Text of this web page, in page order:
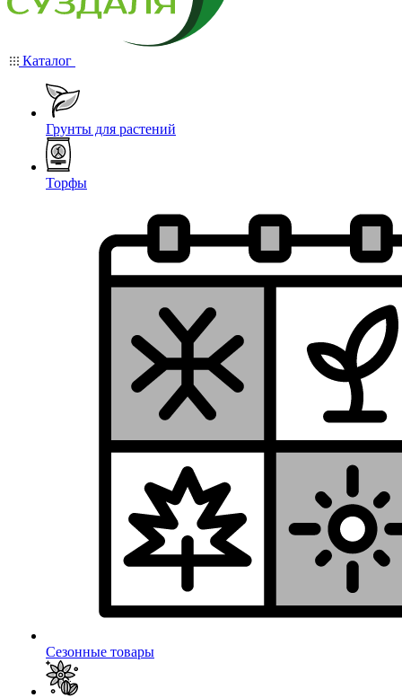
Каталог
Грунты для растений
Торфы
Сезонные товары